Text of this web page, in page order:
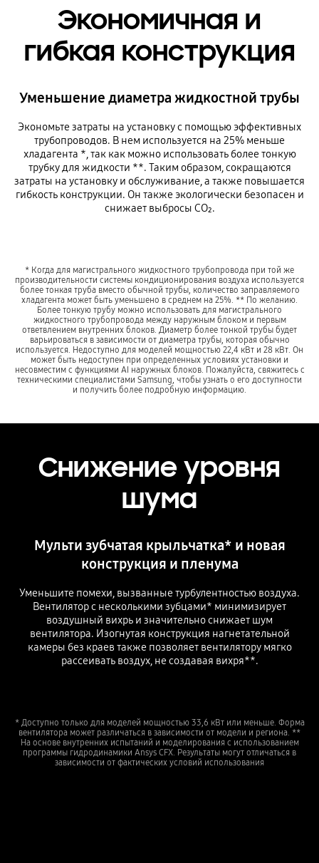
Экономичная и
гибкая конструкция
Уменьшение диаметра жидкостной трубы
Экономьте затраты на установку с помощью эффективных
трубопроводов. В нем используется на 25% меньше
хладагента *, так как можно использовать более тонкую
трубку для жидкости **. Таким образом, сокращаются
затраты на установку и обслуживание, а также повышается
гибкость конструкции. Он также экологически безопасен и
снижает выбросы CO₂.
* Когда для магистрального жидкостного трубопровода при той же
производительности системы кондиционирования воздуха используется
более тонкая труба вместо обычной трубы, количество заправляемого
хладагента может быть уменьшено в среднем на 25%. ** По желанию.
Более тонкую трубу можно использовать для магистрального
жидкостного трубопровода между наружным блоком и первым
ответвлением внутренних блоков. Диаметр более тонкой трубы будет
варьироваться в зависимости от диаметра трубы, которая обычно
используется. Недоступно для моделей мощностью 22,4 кВт и 28 кВт. Он
может быть недоступен при определенных условиях установки и
несовместим с функциями AI наружных блоков. Пожалуйста, свяжитесь с
техническими специалистами Samsung, чтобы узнать о его доступности
и получить более подробную информацию.
Снижение уровня
шума
Мульти зубчатая крыльчатка* и новая
конструкция и пленума
Уменьшите помехи, вызванные турбулентностью воздуха.
Вентилятор с несколькими зубцами* минимизирует
воздушный вихрь и значительно снижает шум
вентилятора. Изогнутая конструкция нагнетательной
камеры без краев также позволяет вентилятору мягко
рассеивать воздух, не создавая вихря**.
* Доступно только для моделей мощностью 33,6 кВт или меньше. Форма
вентилятора может различаться в зависимости от модели и региона. **
На основе внутренних испытаний и моделирования с использованием
программы гидродинамики Ansys CFX. Результаты могут отличаться в
зависимости от фактических условий использования